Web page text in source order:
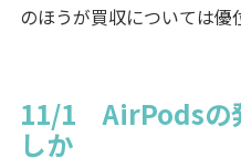
のほうが買収については優
11/1 AirPodsの
しか